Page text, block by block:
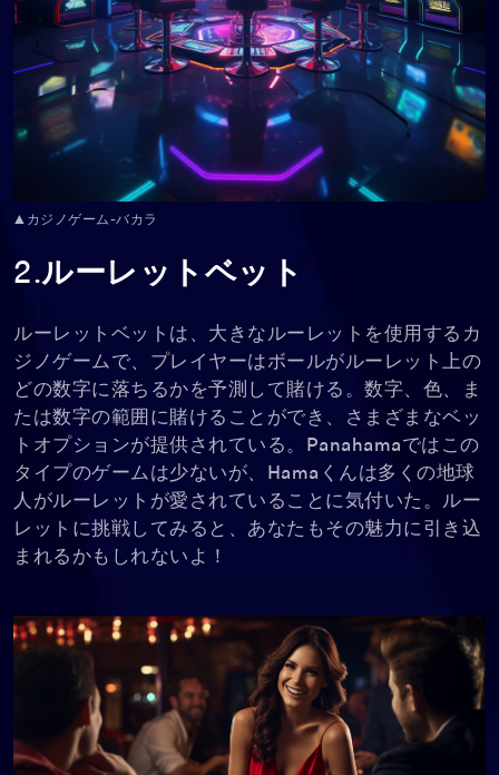
▲カジノゲーム-バカラ
2.ルーレットベット
ルーレットベットは、大きなルーレットを使用するカ
ジノゲームで、プレイヤーはボールがルーレット上の
どの数字に落ちるかを予測して賭ける。数字、色、ま
たは数字の範囲に賭けることができ、さまざまなベッ
トオプションが提供されている。Panahamaではこの
タイプのゲームは少ないが、Hamaくんは多くの地球
人がルーレットが愛されていることに気付いた。ルー
レットに挑戦してみると、あなたもその魅力に引き込
まれるかもしれないよ！